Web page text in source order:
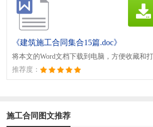
《建筑施工合同集合15篇.doc》
将本文的Word文档下载到电脑，方便收藏和
推荐度：
施工合同图文推荐